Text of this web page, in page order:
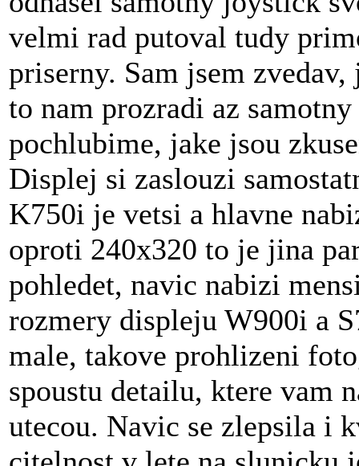
velmi rad putoval tudy
priserny. Sam jsem
to nam prozradi az
pochlubime, jake jsou
Displej si zaslouzi
K750i je vetsi a hlavne
oproti 240x320 to je jina
pohledet, navic nabizi
rozmery displeju W900i a
male, takove prohlizeni
spoustu detailu, ktere vam
utecou. Navic se zlepsila i